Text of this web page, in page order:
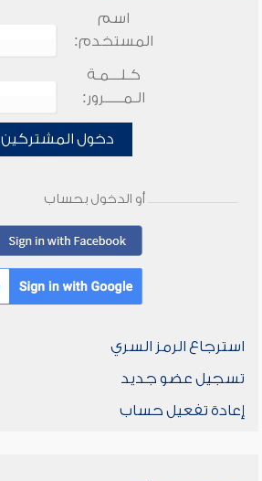
اسم
المستخدم:
كـلـــمـة
الـمـــــرور:
دخول المشتركين
أو الدخول بحساب
استرجاع الرمز السري
تسجيل عضو جديد
إعادة تفعيل حساب